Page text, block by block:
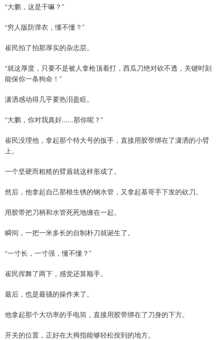
“大鹏，这是干嘛？”
“穷人版防弹衣，懂不懂？”
崔民拍了拍那厚实的杂志层。
“就这厚度，只要不是被人拿枪顶着打，西瓜刀绝对砍不透，关键时刻
能保你一条狗命！”
潇洒感动得几乎要热泪盈眶。
“大鹏，你对我真好......那你呢？”
崔民没理他，拿起那个特大号的扳手，直接用胶带绑在了潇洒的小臂
上。
一个坚硬而粗糙的臂盾就这样形成了。
然后，他拿起自己那根生锈的钢水管，又拿起基哥手下发的砍刀。
用胶带把刀柄和水管死死地缠在一起。
瞬间，一把一米多长的自制朴刀就诞生了。
“一寸长，一寸强，懂不懂？”
崔民挥舞了两下，感觉还算顺手。
最后，也是最骚的操作来了。
他拿起那个大功率的手电筒，直接用胶带绑在了刀身的下方。
开关的位置，正好在大拇指能够轻松按到的地方。